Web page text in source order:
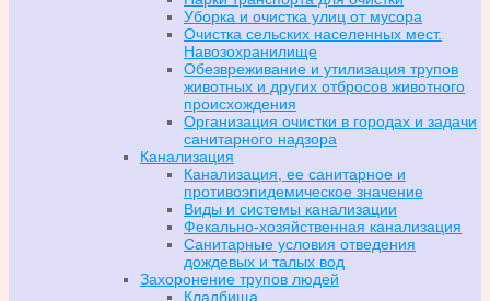
Уборка и очистка улиц от мусора
Очистка сельских населенных мест.
Навозохранилище
Обезвреживание и утилизация трупов
животных и других отбросов животного
происхождения
Организация очистки в городах и задачи
санитарного надзора
Канализация
Канализация, ее санитарное и
противоэпидемическое значение
Виды и системы канализации
Фекально-хозяйственная канализация
Санитарные условия отведения
дождевых и талых вод
Захоронение трупов людей
Кладбища